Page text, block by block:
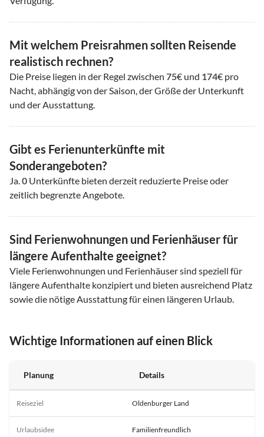
Mit welchem Preisrahmen sollten Reisende
realistisch rechnen?
Die Preise liegen in der Regel zwischen 75€ und 174€ pro
Nacht, abhängig von der Saison, der Größe der Unterkunft
und der Ausstattung.
Gibt es Ferienunterkünfte mit
Sonderangeboten?
Ja. 0 Unterkünfte bieten derzeit reduzierte Preise oder
zeitlich begrenzte Angebote.
Sind Ferienwohnungen und Ferienhäuser für
längere Aufenthalte geeignet?
Viele Ferienwohnungen und Ferienhäuser sind speziell für
längere Aufenthalte konzipiert und bieten ausreichend Platz
sowie die nötige Ausstattung für einen längeren Urlaub.
Wichtige Informationen auf einen Blick
Planung Details
Reiseziel Oldenburger Land
Urlaubsidee Familienfreundlich